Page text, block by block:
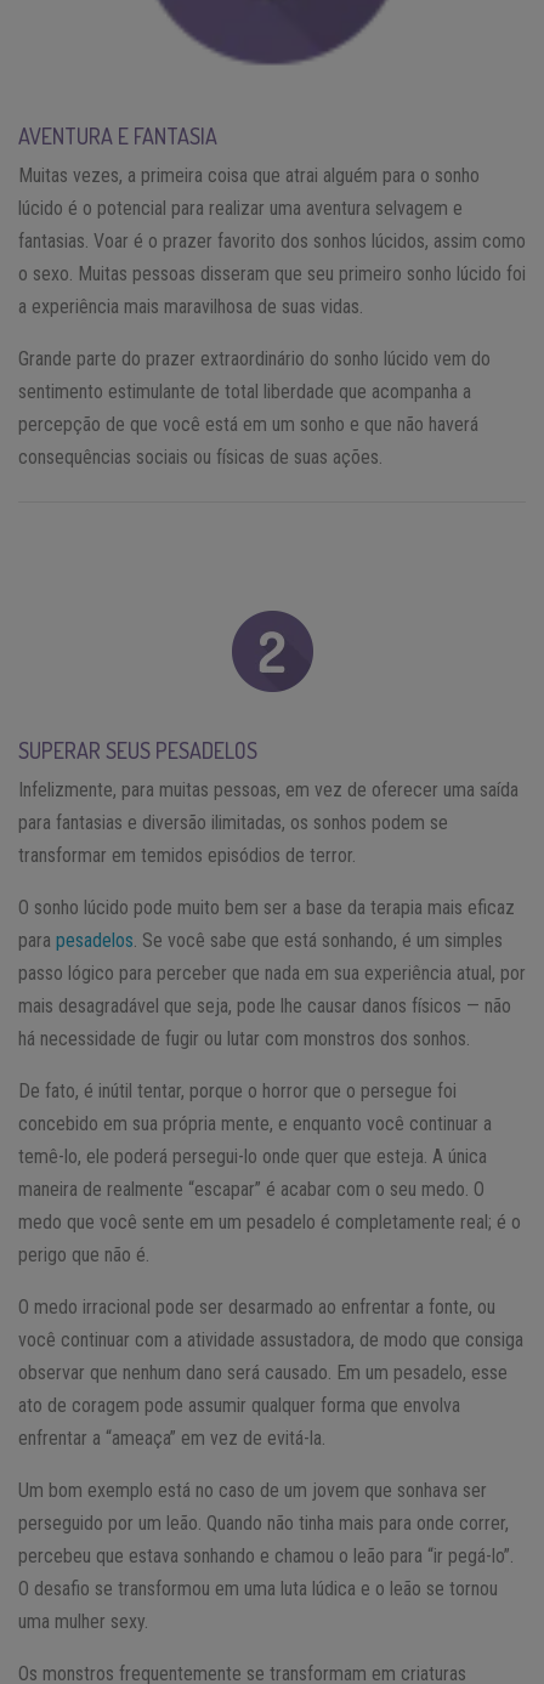
AVENTURA E FANTASIA
Muitas vezes, a primeira coisa que atrai alguém para o sonho
lúcido é o potencial para realizar uma aventura selvagem e
fantasias. Voar é o prazer favorito dos sonhos lúcidos, assim como
o sexo. Muitas pessoas disseram que seu primeiro sonho lúcido foi
a experiência mais maravilhosa de suas vidas.
Grande parte do prazer extraordinário do sonho lúcido vem do
sentimento estimulante de total liberdade que acompanha a
percepção de que você está em um sonho e que não haverá
consequências sociais ou físicas de suas ações.
SUPERAR SEUS PESADELOS
Infelizmente, para muitas pessoas, em vez de oferecer uma saída
para fantasias e diversão ilimitadas, os sonhos podem se
transformar em temidos episódios de terror.
O sonho lúcido pode muito bem ser a base da terapia mais eficaz
para pesadelos. Se você sabe que está sonhando, é um simples
passo lógico para perceber que nada em sua experiência atual, por
mais desagradável que seja, pode lhe causar danos físicos — não
há necessidade de fugir ou lutar com monstros dos sonhos.
De fato, é inútil tentar, porque o horror que o persegue foi
concebido em sua própria mente, e enquanto você continuar a
temê-lo, ele poderá persegui-lo onde quer que esteja. A única
maneira de realmente “escapar” é acabar com o seu medo. O
medo que você sente em um pesadelo é completamente real; é o
perigo que não é.
O medo irracional pode ser desarmado ao enfrentar a fonte, ou
você continuar com a atividade assustadora, de modo que consiga
observar que nenhum dano será causado. Em um pesadelo, esse
ato de coragem pode assumir qualquer forma que envolva
enfrentar a “ameaça” em vez de evitá-la.
Um bom exemplo está no caso de um jovem que sonhava ser
perseguido por um leão. Quando não tinha mais para onde correr,
percebeu que estava sonhando e chamou o leão para “ir pegá-lo”.
O desafio se transformou em uma luta lúdica e o leão se tornou
uma mulher sexy.
Os monstros frequentemente se transformam em criaturas